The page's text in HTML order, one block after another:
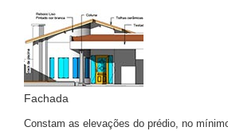
Fachada
Constam as elevações do prédio, no